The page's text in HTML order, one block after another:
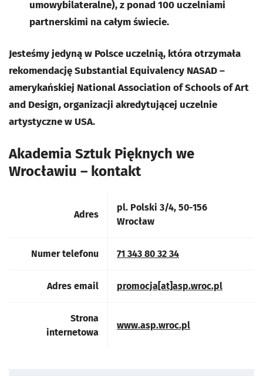
umowybilateralne), z ponad 100 uczelniami
partnerskimi na całym świecie.
Jesteśmy jedyną w Polsce uczelnią, która otrzymała
rekomendację Substantial Equivalency NASAD –
amerykańskiej National Association of Schools of Art
and Design, organizacji akredytującej uczelnie
artystyczne w USA.
Akademia Sztuk Pięknych we
Wrocławiu – kontakt
Adres
pl. Polski 3/4, 50-156
Wrocław
Numer telefonu 71 343 80 32 34
Adres email promocja[at]asp.wroc.pl
Strona
internetowa
www.asp.wroc.pl